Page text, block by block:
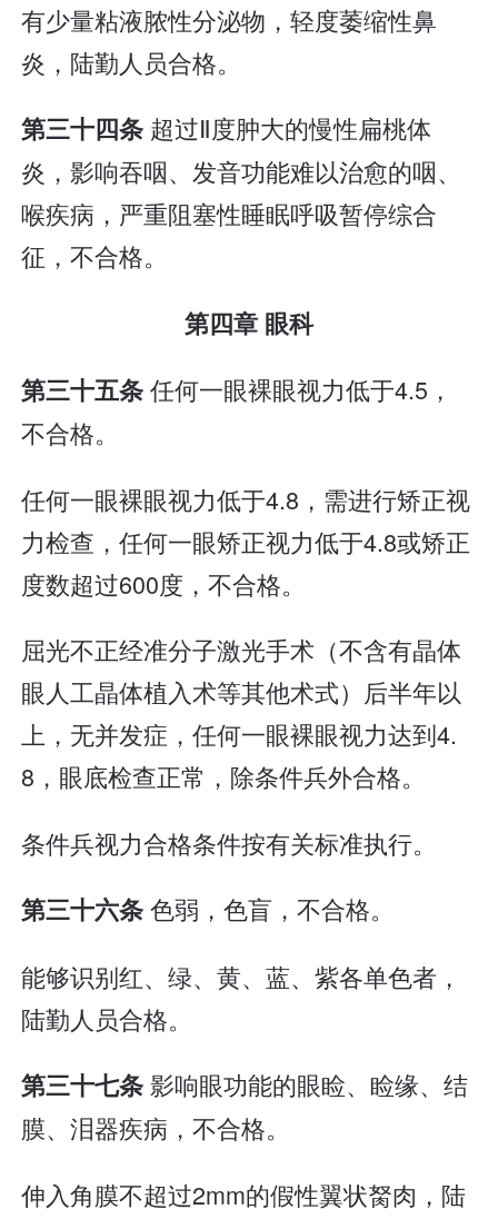
有少量粘液脓性分泌物，轻度萎缩性鼻
炎，陆勤人员合格。
第三十四条 超过Ⅱ度肿大的慢性扁桃体
炎，影响吞咽、发音功能难以治愈的咽、
喉疾病，严重阻塞性睡眠呼吸暂停综合
征，不合格。
第四章 眼科
第三十五条任何一眼裸眼视力低于4.5，
不合格。
任何一眼裸眼视力低于4.8，需进行矫正视
力检查，任何一眼矫正视力低于4.8或矫正
度数超过600度，不合格。
屈光不正经准分子激光手术（不含有晶体
眼人工晶体植入术等其他术式）后半年以
上，无并发症，任何一眼裸眼视力达到4.
8，眼底检查正常，除条件兵外合格。
条件兵视力合格条件按有关标准执行。
第三十六条色弱，色盲，不合格。
能够识别红、绿、黄、蓝、紫各单色者，
陆勤人员合格。
第三十七条影响眼功能的眼睑、睑缘、结
膜、泪器疾病，不合格。
伸入角膜不超过2mm的假性翼状胬肉，陆